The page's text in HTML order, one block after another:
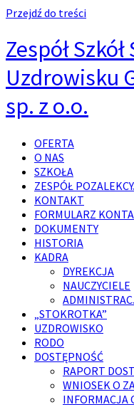
Przejdź do treści
Zespół
Uzdrowisku
sp. z o.o.
OFERTA
O NAS
SZKOŁA
ZESPÓŁ
KONTAKT
FORMULARZ
DOKUMENTY
HISTORIA
KADRA
DYREKCJA
NAUCZYCIELE
„STOKROTKA”
UZDROWISKO
RODO
DOSTĘPNOŚĆ
RAPORT
WNIOSEK O
INFORMACJA